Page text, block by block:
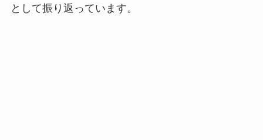
として振り返っています。